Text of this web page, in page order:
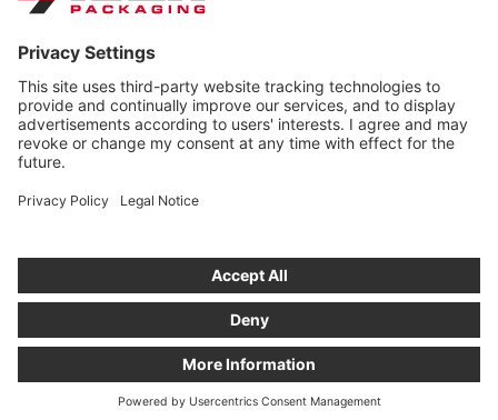
YKSITYISASIAKAS?
Olet tekemässä tilauksia yritysasiakkaana. Kaikki
yksityisasiakkaille kaupassa näytettävät hinnat sisältävät ALV:n.
Kaikkiin ostoksiin sisältyy käytäntömme mukainen 14 päivän
TILAA YKSITYISASIAKKAANA